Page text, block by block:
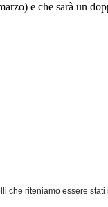
e che sarà un
che riteniamo essere